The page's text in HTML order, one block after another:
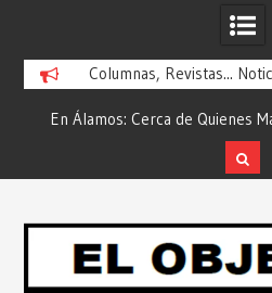
Columnas, Revistas...
En Álamos: Cerca de Quienes
Necesitan… Desde: Redacción
Objetivo Regional”.